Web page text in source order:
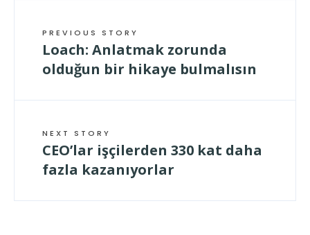
PREVIOUS STORY
Loach: Anlatmak zorunda
olduğun bir hikaye bulmalısın
NEXT STORY
CEO’lar işçilerden 330 kat daha
fazla kazanıyorlar